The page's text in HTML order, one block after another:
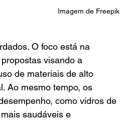
Imagem de Freepik
O foco está na
visando a
de materiais de alto
Ao mesmo tempo, os
como vidros de
saudáveis e